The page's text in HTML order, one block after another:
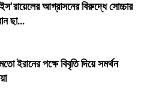
ইস'রায়েলের আগ্রাসনের বিরুদ্ধে সোচ্চার
ছা...
ইরানের পক্ষে বিবৃতি দিয়ে সমর্থন